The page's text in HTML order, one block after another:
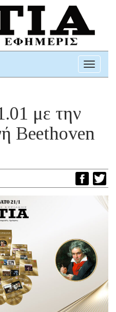
Toggle
με την
Beethoven